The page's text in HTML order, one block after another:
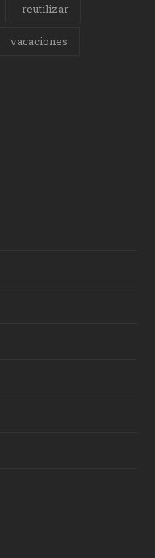
reutilizar
vacaciones